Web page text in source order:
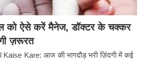
को ऐसे करें मैनेज, डॉक्टर के चक्कर
ज़रूरत
Kare: आज की भागदौड़ भरी ज़िंदगी में कई